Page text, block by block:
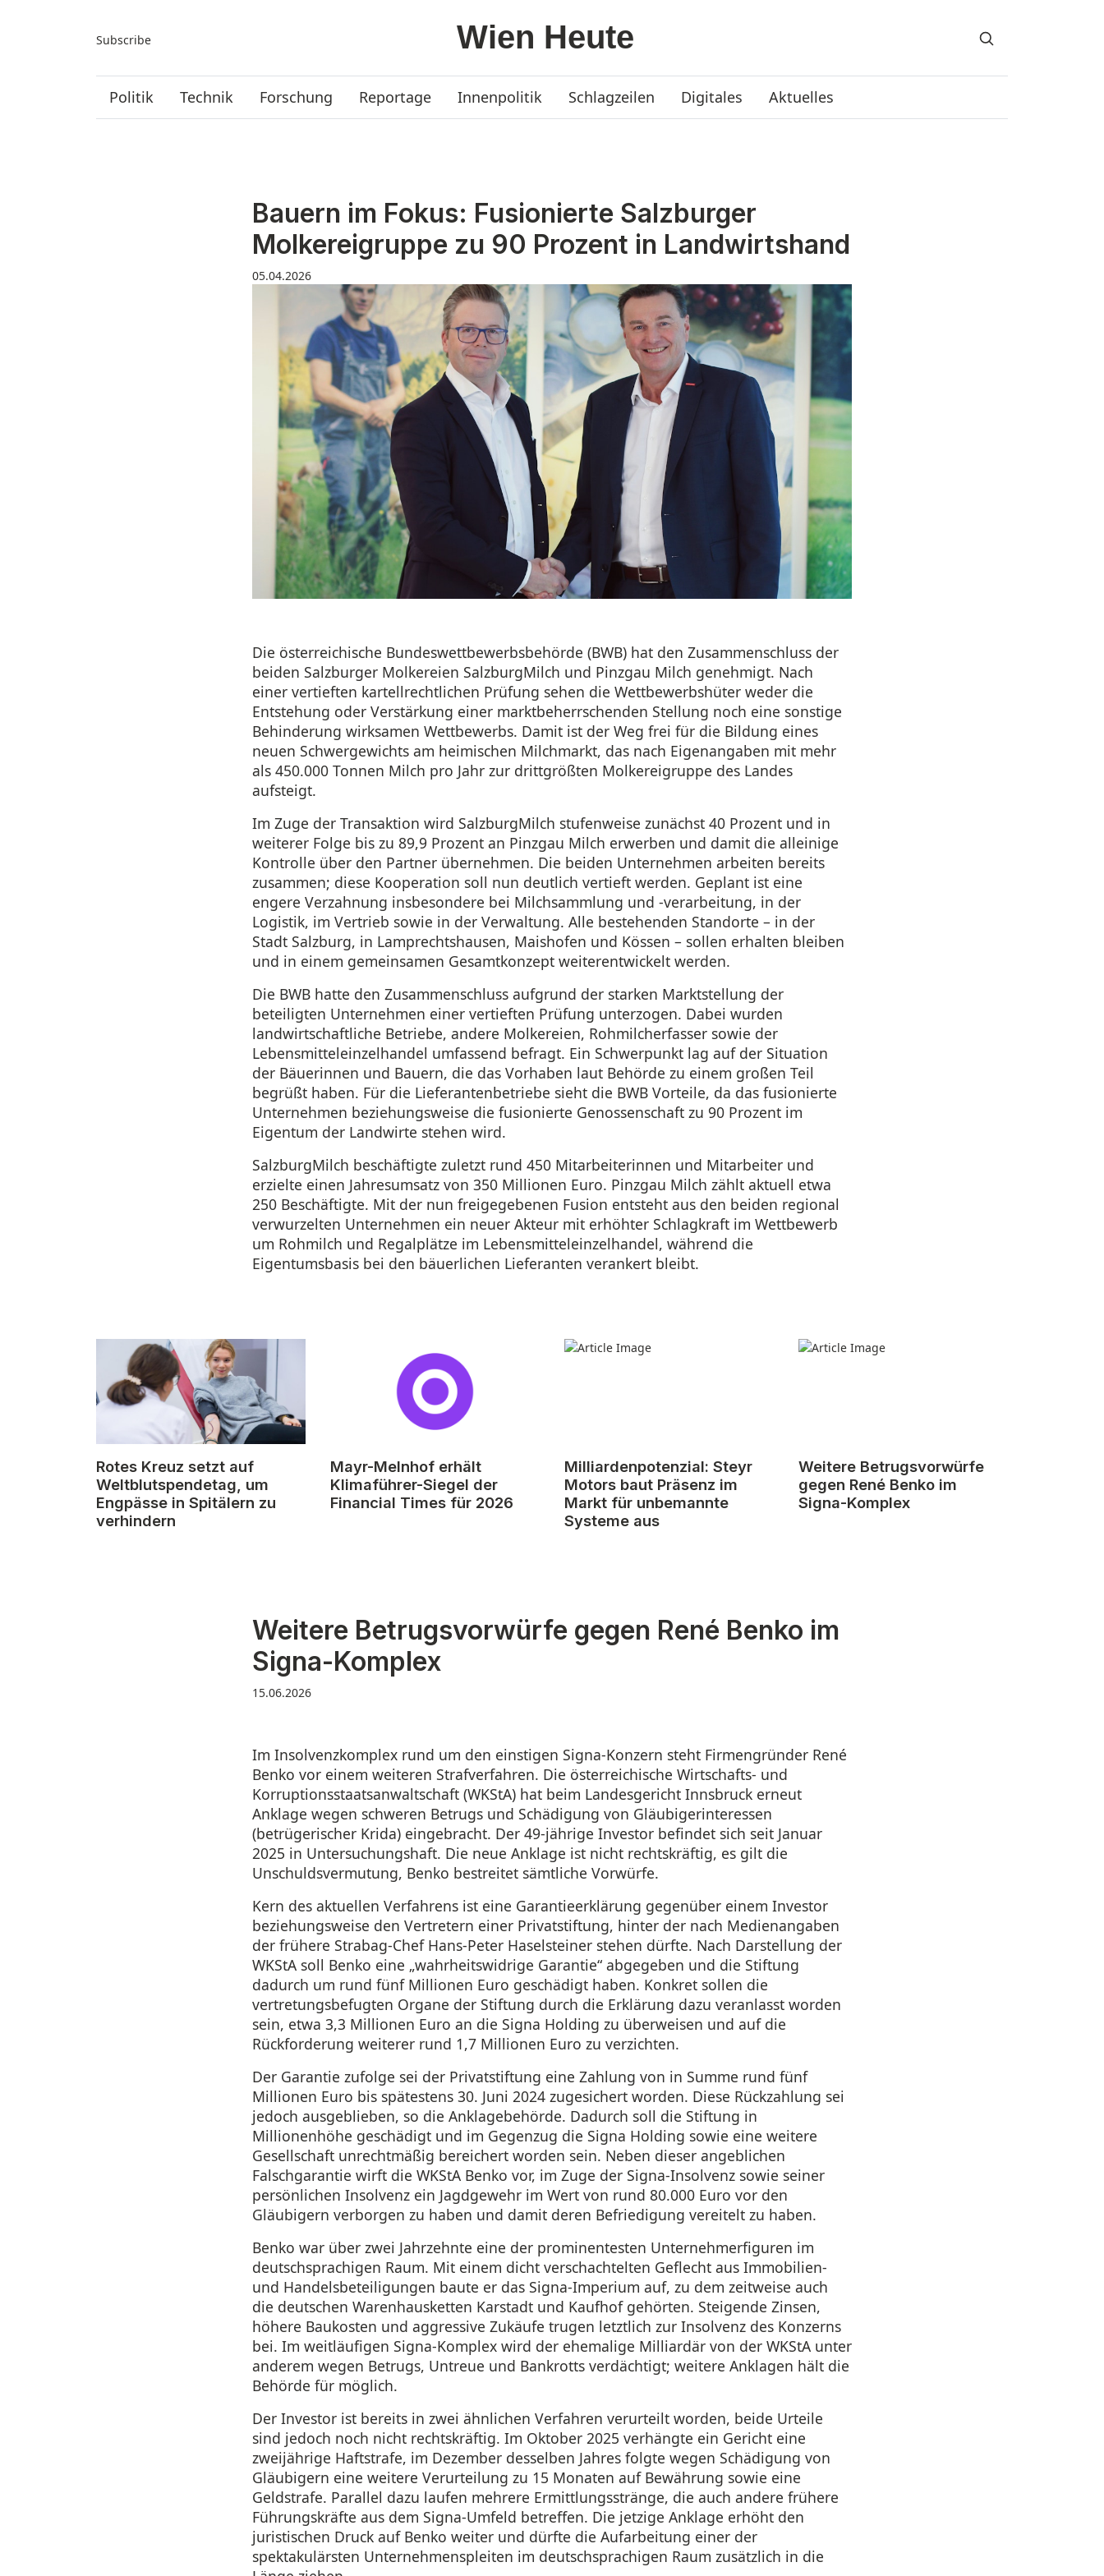
Subscribe
Politik Technik Forschung Reportage Innenpolitik Schlagzeilen Digitales Aktuelles
Bauern im Fokus: Fusionierte Salzburger
Molkereigruppe zu 90 Prozent in Landwirtshand
05.04.2026
Die österreichische Bundeswettbewerbsbehörde (BWB) hat den Zusammenschluss der
beiden Salzburger Molkereien SalzburgMilch und Pinzgau Milch genehmigt. Nach
einer vertieften kartellrechtlichen Prüfung sehen die Wettbewerbshüter weder die
Entstehung oder Verstärkung einer marktbeherrschenden Stellung noch eine sonstige
Behinderung wirksamen Wettbewerbs. Damit ist der Weg frei für die Bildung eines
neuen Schwergewichts am heimischen Milchmarkt, das nach Eigenangaben mit mehr
als 450.000 Tonnen Milch pro Jahr zur drittgrößten Molkereigruppe des Landes
aufsteigt.
Im Zuge der Transaktion wird SalzburgMilch stufenweise zunächst 40 Prozent und in
weiterer Folge bis zu 89,9 Prozent an Pinzgau Milch erwerben und damit die alleinige
Kontrolle über den Partner übernehmen. Die beiden Unternehmen arbeiten bereits
zusammen; diese Kooperation soll nun deutlich vertieft werden. Geplant ist eine
engere Verzahnung insbesondere bei Milchsammlung und -verarbeitung, in der
Logistik, im Vertrieb sowie in der Verwaltung. Alle bestehenden Standorte – in der
Stadt Salzburg, in Lamprechtshausen, Maishofen und Kössen – sollen erhalten bleiben
und in einem gemeinsamen Gesamtkonzept weiterentwickelt werden.
Die BWB hatte den Zusammenschluss aufgrund der starken Marktstellung der
beteiligten Unternehmen einer vertieften Prüfung unterzogen. Dabei wurden
landwirtschaftliche Betriebe, andere Molkereien, Rohmilcherfasser sowie der
Lebensmitteleinzelhandel umfassend befragt. Ein Schwerpunkt lag auf der Situation
der Bäuerinnen und Bauern, die das Vorhaben laut Behörde zu einem großen Teil
begrüßt haben. Für die Lieferantenbetriebe sieht die BWB Vorteile, da das fusionierte
Unternehmen beziehungsweise die fusionierte Genossenschaft zu 90 Prozent im
Eigentum der Landwirte stehen wird.
SalzburgMilch beschäftigte zuletzt rund 450 Mitarbeiterinnen und Mitarbeiter und
erzielte einen Jahresumsatz von 350 Millionen Euro. Pinzgau Milch zählt aktuell etwa
250 Beschäftigte. Mit der nun freigegebenen Fusion entsteht aus den beiden regional
verwurzelten Unternehmen ein neuer Akteur mit erhöhter Schlagkraft im Wettbewerb
um Rohmilch und Regalplätze im Lebensmitteleinzelhandel, während die
Eigentumsbasis bei den bäuerlichen Lieferanten verankert bleibt.
Rotes Kreuz setzt auf
Weltblutspendetag, um
Engpässe in Spitälern zu
verhindern
Mayr-Melnhof erhält
Klimaführer-Siegel der
Financial Times für 2026
Milliardenpotenzial: Steyr
Motors baut Präsenz im
Markt für unbemannte
Systeme aus
Weitere Betrugsvorwürfe
gegen René Benko im
Signa-Komplex
Weitere Betrugsvorwürfe gegen René Benko im
Signa-Komplex
15.06.2026
Im Insolvenzkomplex rund um den einstigen Signa-Konzern steht Firmengründer René
Benko vor einem weiteren Strafverfahren. Die österreichische Wirtschafts- und
Korruptionsstaatsanwaltschaft (WKStA) hat beim Landesgericht Innsbruck erneut
Anklage wegen schweren Betrugs und Schädigung von Gläubigerinteressen
(betrügerischer Krida) eingebracht. Der 49‑jährige Investor befindet sich seit Januar
2025 in Untersuchungshaft. Die neue Anklage ist nicht rechtskräftig, es gilt die
Unschuldsvermutung, Benko bestreitet sämtliche Vorwürfe.
Kern des aktuellen Verfahrens ist eine Garantieerklärung gegenüber einem Investor
beziehungsweise den Vertretern einer Privatstiftung, hinter der nach Medienangaben
der frühere Strabag‑Chef Hans-Peter Haselsteiner stehen dürfte. Nach Darstellung der
WKStA soll Benko eine „wahrheitswidrige Garantie“ abgegeben und die Stiftung
dadurch um rund fünf Millionen Euro geschädigt haben. Konkret sollen die
vertretungsbefugten Organe der Stiftung durch die Erklärung dazu veranlasst worden
sein, etwa 3,3 Millionen Euro an die Signa Holding zu überweisen und auf die
Rückforderung weiterer rund 1,7 Millionen Euro zu verzichten.
Der Garantie zufolge sei der Privatstiftung eine Zahlung von in Summe rund fünf
Millionen Euro bis spätestens 30. Juni 2024 zugesichert worden. Diese Rückzahlung sei
jedoch ausgeblieben, so die Anklagebehörde. Dadurch soll die Stiftung in
Millionenhöhe geschädigt und im Gegenzug die Signa Holding sowie eine weitere
Gesellschaft unrechtmäßig bereichert worden sein. Neben dieser angeblichen
Falschgarantie wirft die WKStA Benko vor, im Zuge der Signa-Insolvenz sowie seiner
persönlichen Insolvenz ein Jagdgewehr im Wert von rund 80.000 Euro vor den
Gläubigern verborgen zu haben und damit deren Befriedigung vereitelt zu haben.
Benko war über zwei Jahrzehnte eine der prominentesten Unternehmerfiguren im
deutschsprachigen Raum. Mit einem dicht verschachtelten Geflecht aus Immobilien-
und Handelsbeteiligungen baute er das Signa-Imperium auf, zu dem zeitweise auch
die deutschen Warenhausketten Karstadt und Kaufhof gehörten. Steigende Zinsen,
höhere Baukosten und aggressive Zukäufe trugen letztlich zur Insolvenz des Konzerns
bei. Im weitläufigen Signa-Komplex wird der ehemalige Milliardär von der WKStA unter
anderem wegen Betrugs, Untreue und Bankrotts verdächtigt; weitere Anklagen hält die
Behörde für möglich.
Der Investor ist bereits in zwei ähnlichen Verfahren verurteilt worden, beide Urteile
sind jedoch noch nicht rechtskräftig. Im Oktober 2025 verhängte ein Gericht eine
zweijährige Haftstrafe, im Dezember desselben Jahres folgte wegen Schädigung von
Gläubigern eine weitere Verurteilung zu 15 Monaten auf Bewährung sowie eine
Geldstrafe. Parallel dazu laufen mehrere Ermittlungsstränge, die auch andere frühere
Führungskräfte aus dem Signa-Umfeld betreffen. Die jetzige Anklage erhöht den
juristischen Druck auf Benko weiter und dürfte die Aufarbeitung einer der
spektakulärsten Unternehmenspleiten im deutschsprachigen Raum zusätzlich in die